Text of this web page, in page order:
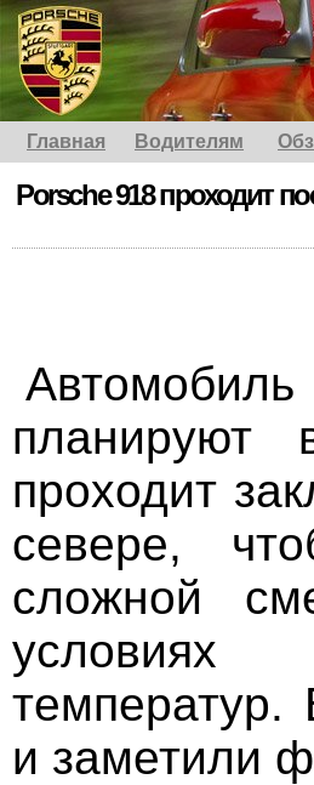
Главная Водителям
Porsche 918 проходит
планируют
проходит
севере,
сложной
условиях
температур.
и заметили